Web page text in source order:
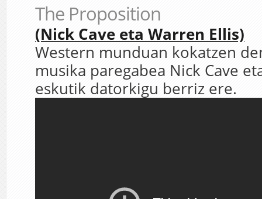
The Proposition
(Nick Cave eta Warren Ellis)
Western munduan kokatzen
musika paregabea Nick Cave
eskutik datorkigu berriz ere.